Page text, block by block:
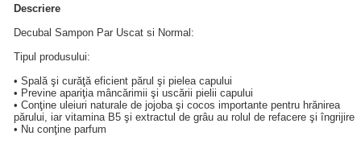
Descriere
Decubal Sampon Par Uscat si Normal:
Tipul produsului:
• Spală şi curăţă eficient părul şi pielea capului
• Previne apariţia mâncărimii şi uscării pielii capului
• Conţine uleiuri naturale de jojoba şi cocos importante pentru hrănirea
părului, iar vitamina B5 şi extractul de grâu au rolul de refacere şi îngrijire
• Nu conţine parfum